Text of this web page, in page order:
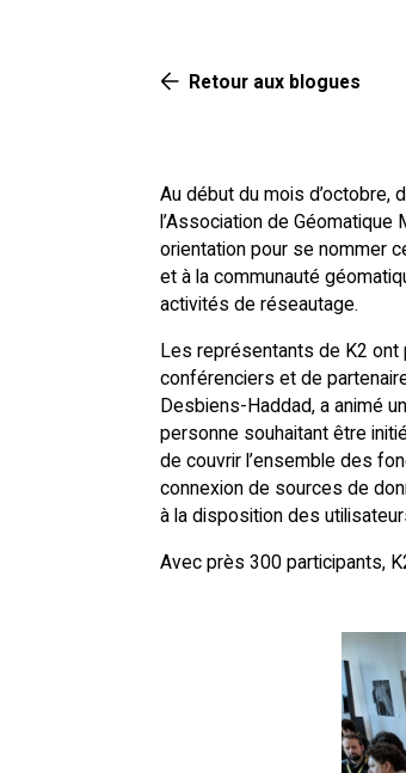
Retour aux blogues
Au début du mois d’octobre,
l’Association de
orientation pour se nommer
et à la communauté
activités de réseautage.
Les représentants de K2
conférenciers et de
Desbiens-Haddad, a animé
personne souhaitant être
de couvrir l’ensemble des
connexion de sources de
à la disposition des
Avec près 300 participants,